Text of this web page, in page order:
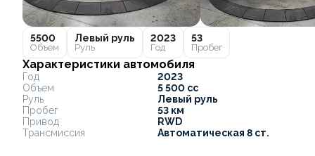
5500
Объем
Левый руль
Руль
2023
Год
53
Пробег
Характеристики автомобиля
Год
2023
Объем
5 500 cc
Руль
Левый руль
Пробег
53 км
Привод
RWD
Трансмиссия
Автоматическая 8 ст.